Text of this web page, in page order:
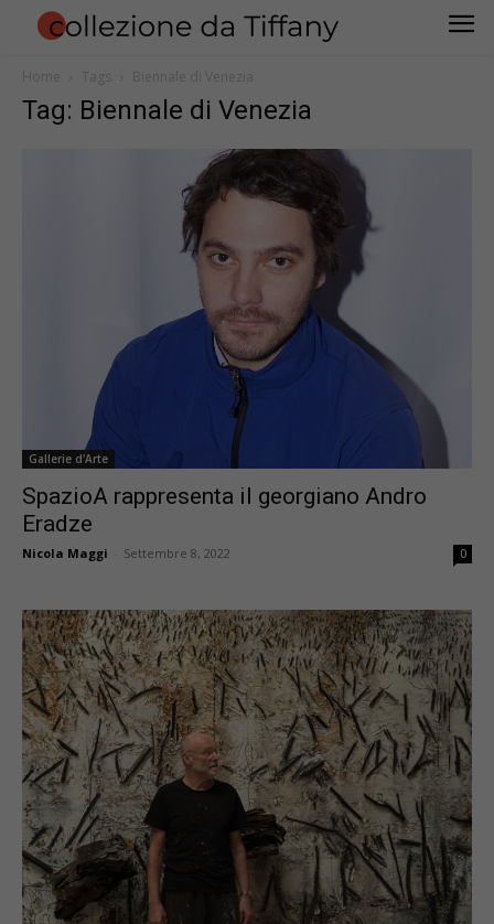
Home Tags Biennale di Venezia
Tag: Biennale di Venezia
Gallerie d'Arte
SpazioA rappresenta il georgiano Andro
Eradze
Nicola Maggi Settembre 8, 2022 0